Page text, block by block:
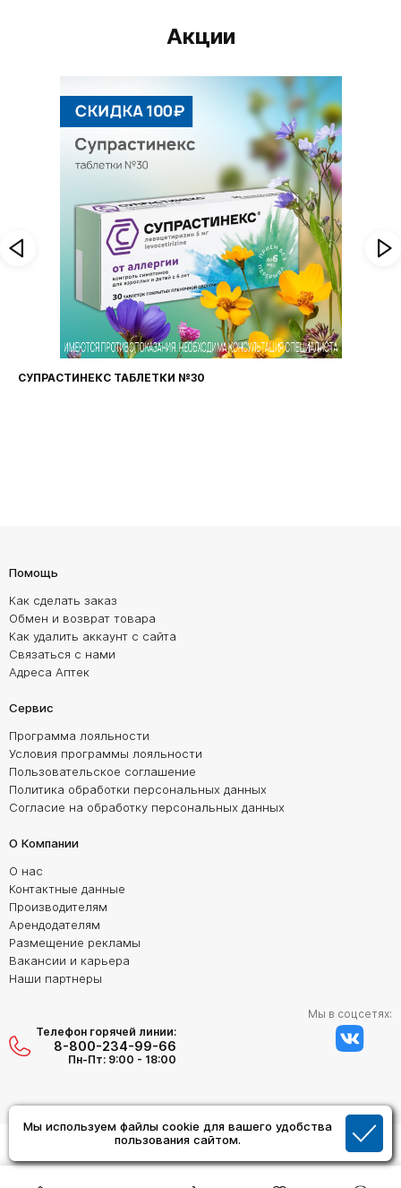
Мы используем файлы cookie для вашего удобства
пользования сайтом.
Акции
СУПРАСТИНЕКС ТАБЛЕТКИ №30
Помощь
Как сделать заказ
Обмен и возврат товара
Как удалить аккаунт с сайта
Связаться с нами
Адреса Аптек
Сервис
Программа лояльности
Условия программы лояльности
Пользовательское соглашение
Политика обработки персональных данных
Согласие на обработку персональных данных
О Компании
О нас
Контактные данные
Производителям
Арендодателям
Размещение рекламы
Вакансии и карьера
Наши партнеры
Телефон горячей линии:
8-800-234-99-66
Пн-Пт: 9:00 - 18:00
Мы в соцсетях: